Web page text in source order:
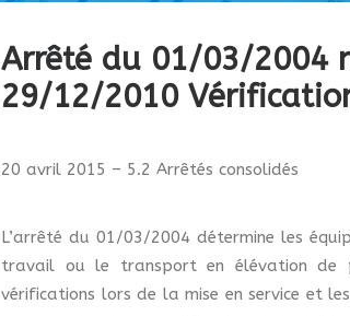
Arrêté du 01/03/2004
29/12/2010
20 avril 2015 – 5.2 Arrêtés consolidés
L’arrêté du 01/03/2004 détermine les
travail ou le transport en élévation de
vérifications lors de la mise en service et